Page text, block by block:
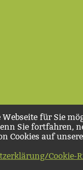
für Sie
Sie fortfahren,
Cookies auf
Cookie-